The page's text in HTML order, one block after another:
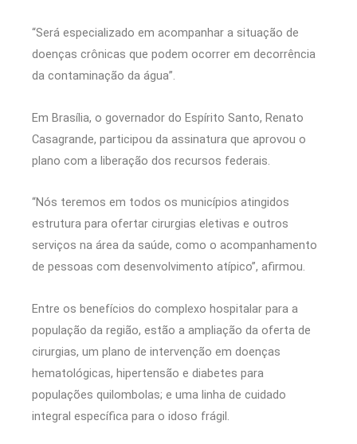
“Será especializado em acompanhar a situação de
doenças crônicas que podem ocorrer em decorrência
da contaminação da água”.
Em Brasília, o governador do Espírito Santo, Renato
Casagrande, participou da assinatura que aprovou o
plano com a liberação dos recursos federais.
“Nós teremos em todos os municípios atingidos
estrutura para ofertar cirurgias eletivas e outros
serviços na área da saúde, como o acompanhamento
de pessoas com desenvolvimento atípico”, afirmou.
Entre os benefícios do complexo hospitalar para a
população da região, estão a ampliação da oferta de
cirurgias, um plano de intervenção em doenças
hematológicas, hipertensão e diabetes para
populações quilombolas; e uma linha de cuidado
integral específica para o idoso frágil.